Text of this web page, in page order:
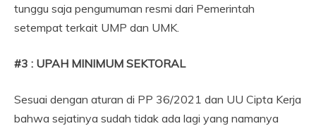
tunggu saja pengumuman resmi dari Pemerintah
setempat terkait UMP dan UMK.
#3 : UPAH MINIMUM SEKTORAL
Sesuai dengan aturan di PP 36/2021 dan UU Cipta Kerja
bahwa sejatinya sudah tidak ada lagi yang namanya